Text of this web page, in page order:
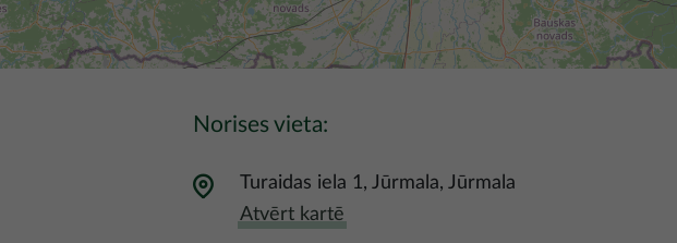
Norises vieta:
Turaidas iela 1, Jūrmala, Jūrmala
Atvērt kartē